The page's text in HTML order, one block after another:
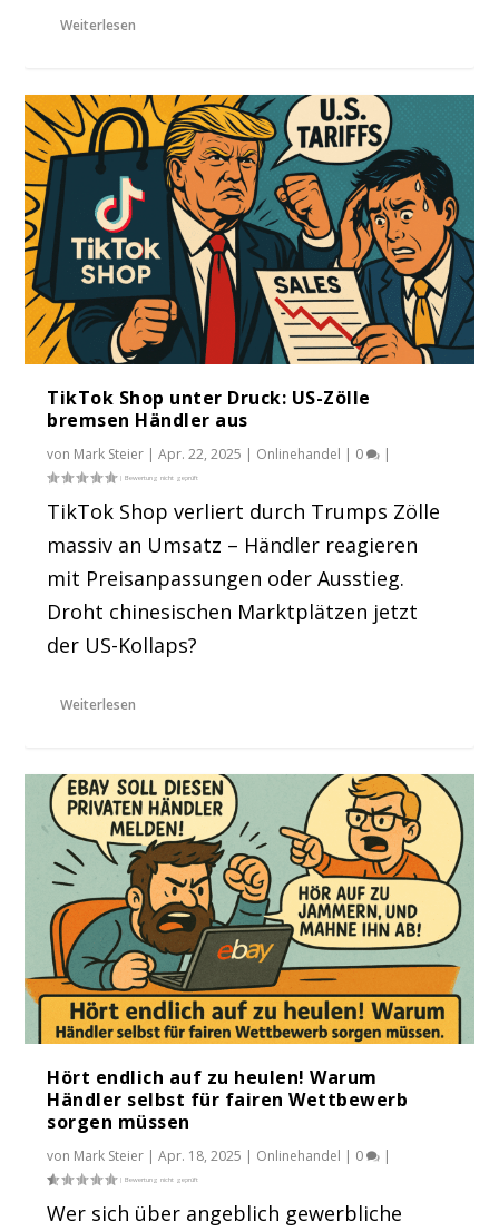
Weiterlesen
TikTok Shop unter Druck: US-Zölle
bremsen Händler aus
von Mark Steier |Apr. 22, 2025 | Onlinehandel | 0 |
TikTok Shop verliert durch Trumps Zölle
massiv an Umsatz – Händler reagieren
mit Preisanpassungen oder Ausstieg.
Droht chinesischen Marktplätzen jetzt
der US-Kollaps?
Weiterlesen
Hört endlich auf zu heulen! Warum
Händler selbst für fairen Wettbewerb
sorgen müssen
von Mark Steier |Apr. 18, 2025 | Onlinehandel | 0 |
Wer sich über angeblich gewerbliche